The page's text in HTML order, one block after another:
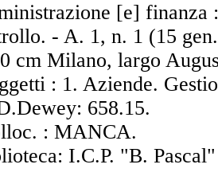
[e] finanza
- A. 1, n. 1 (15
cm Milano, largo
: 1. Aziende.
658.15.
: MANCA.
I.C.P. "B. Pascal"